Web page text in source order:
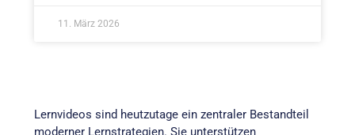
11. März 2026
Lernvideos sind heutzutage ein zentraler Bestandteil
moderner Lernstrategien. Sie unterstützen